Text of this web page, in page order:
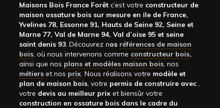
Maisons Bois France Forêt c’est votre constructeur de
maison ossature bois sur mesure en ile de France,
Yvelines 78, Essonne 91, Hauts de Seine 92, Seine et
Marne 77, Val de Marne 94, Val d’oise 95 et seine
saint denis 93. Découvrez nos références de maison
bois, où nous intervenons comme constructeur bois,
ainsi que nos plans et modèles maison bois, nos
métiers et nos prix. Nous réalisons votre modèle et
plan de maison bois, votre permis de construire avec ,
votre devis au meilleur prix et biensûr votre
construction en ossature bois dans le cadre du